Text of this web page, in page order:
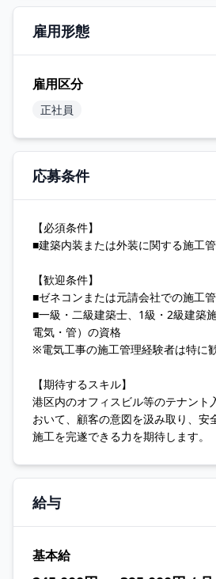
雇用形態
雇用区分
正社員
応募条件
【必須条件】
■建築内装または外装に関する施工
【歓迎条件】
■ゼネコンまたは元請会社での施工
■一級・二級建築士、1級・2級建築
電気・管）の資格
※電気工事の施工管理経験者は特に
【期待するスキル】
港区内のオフィスビル等のテナント
おいて、顧客の意図を汲み取り、安
施工を完遂できる力を期待します。
給与
基本給